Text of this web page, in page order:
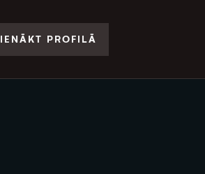
IENĀKT PROFILĀ